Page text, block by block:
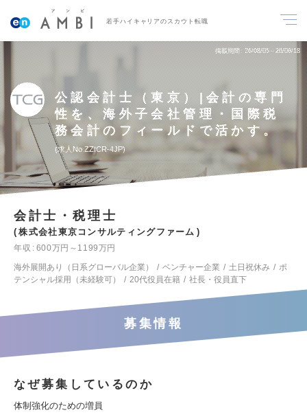
若手ハイキャリアのスカウト転職
掲載期間 26/08/05～26/08/18
公認会計士（東京）|会計の専門
性を、海外子会社管理・国際税
務会計のフィールドで活かす。
求人No.ZZICR-4JP
会計士・税理士
株式会社東京コンサルティングファーム
年収
600万円～1199万円
海外展開あり（日系グローバル企業）
ベンチャー企業 土日祝休み
ポ
テンシャル採用（未経験可）
20代役員在籍 社長・役員直下
募集情報
なぜ募集しているのか
体制強化のための増員